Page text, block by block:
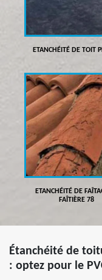
ETANCHÉITÉ DE TOIT
ETANCHÉITÉ DE
FAÎTIÈRE 78
Étanchéité de
: optez pour le